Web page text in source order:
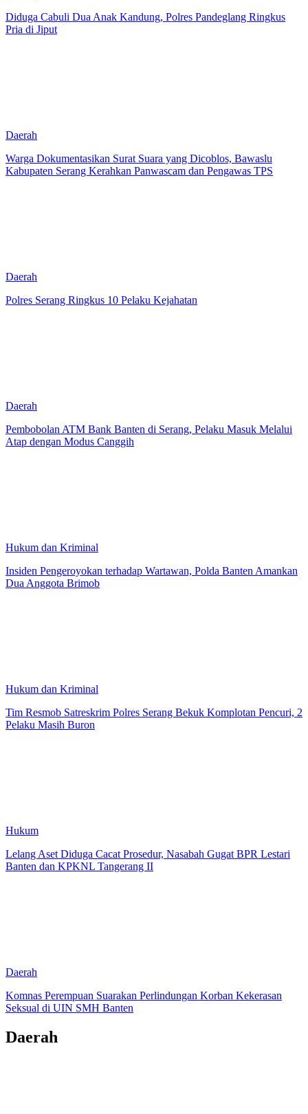
Diduga Cabuli Dua Anak Kandung, Polres Pandeglang Ringkus
Pria di Jiput
Daerah
Warga Dokumentasikan Surat Suara yang Dicoblos, Bawaslu
Kabupaten Serang Kerahkan Panwascam dan Pengawas TPS
Daerah
Polres Serang Ringkus 10 Pelaku Kejahatan
Daerah
Pembobolan ATM Bank Banten di Serang, Pelaku Masuk Melalui
Atap dengan Modus Canggih
Hukum dan Kriminal
Insiden Pengeroyokan terhadap Wartawan, Polda Banten Amankan
Dua Anggota Brimob
Hukum dan Kriminal
Tim Resmob Satreskrim Polres Serang Bekuk Komplotan Pencuri, 2
Pelaku Masih Buron
Hukum
Lelang Aset Diduga Cacat Prosedur, Nasabah Gugat BPR Lestari
Banten dan KPKNL Tangerang II
Daerah
Komnas Perempuan Suarakan Perlindungan Korban Kekerasan
Seksual di UIN SMH Banten
Daerah